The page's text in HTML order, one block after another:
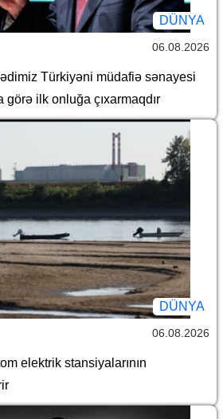
DÜNYA
06.08.2026
Türkiyəni müdafiə sənayesi
görə ilk onluğa çıxarmaqdır
DÜNYA
06.08.2026
elektrik stansiyalarının